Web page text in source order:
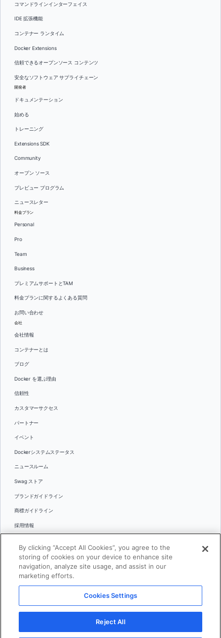
コマンドラインインターフェイス
IDE 拡張機能
コンテナー ランタイム
Docker Extensions
信頼できるオープンソース コンテンツ
安全なソフトウェア サプライチェーン
開発者
ドキュメンテーション
始める
トレーニング
Extensions SDK
Community
オープン ソース
プレビュー プログラム
ニュースレター
料金プラン
Personal
Pro
Team
Business
プレミアムサポートとTAM
料金プランに関するよくある質問
お問い合わせ
会社
会社情報
コンテナーとは
ブログ
Docker を選ぶ理由
信頼性
カスタマーサクセス
パートナー
イベント
Dockerシステムステータス
ニュースルーム
Swag ストア
ブランドガイドライン
商標ガイドライン
採用情報
言語
日本語
© 2026 Docker Inc.全著作権所有
利用規約(英語)
プライバシー
By clicking “Accept All Cookies”, you agree to the
storing of cookies on your device to enhance site
navigation, analyze site usage, and assist in our
marketing efforts.
Cookies Settings
Reject All